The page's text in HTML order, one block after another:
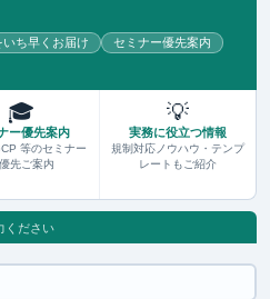
ち早くお届け
セミナー優先案内
🎓
ー優先案内
等のセミナー
先ご案内
💡
実務に役立つ情報
規制対応ノウハウ・テンプ
レートもご紹介
ください